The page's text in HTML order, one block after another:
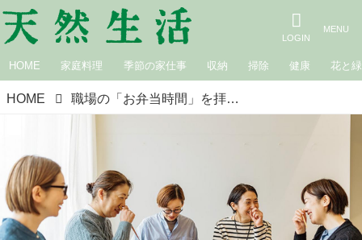
HOME 家庭料理 季節の家仕事 収納 掃除 健康 花と緑
HOME 職場の「お弁当時間」を拝見。実は体育会系！？島根・松江の人気セレクトショップDajaの“ちゃんと息抜き”みんなの昼ごはん